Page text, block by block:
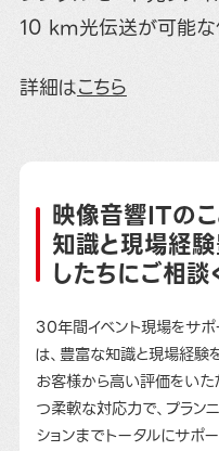
10 km光伝送が可能な
詳細はこちら
映像音響ITのこ
知識と現場経
したちにご相談
30年間イベント現場をサ
は、豊富な知識と現場経験
お客様から高い評価をい
つ柔軟な対応力で、プラン
ションまでトータルにサポー